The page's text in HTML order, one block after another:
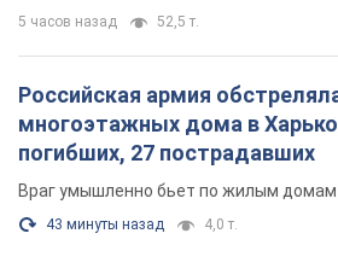
5 часов назад 52,5 т.
Российская армия
многоэтажных дома в
погибших, 27 пострадавших
Враг умышленно бьет по жилым домам
43 минуты назад 4,0 т.